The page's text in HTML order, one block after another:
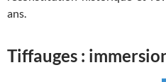
ans.
Tiffauges :